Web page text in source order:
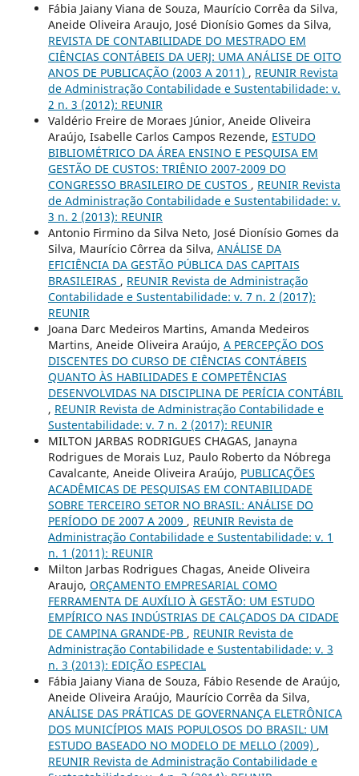
Fábia Jaiany Viana de Souza, Maurício Corrêa da Silva,
Aneide Oliveira Araujo, José Dionísio Gomes da Silva,
REVISTA DE CONTABILIDADE DO MESTRADO EM
CIÊNCIAS CONTÁBEIS DA UERJ: UMA ANÁLISE DE OITO
ANOS DE PUBLICAÇÃO (2003 A 2011) , REUNIR Revista
de Administração Contabilidade e Sustentabilidade: v.
2 n. 3 (2012): REUNIR
Valdério Freire de Moraes Júnior, Aneide Oliveira
Araújo, Isabelle Carlos Campos Rezende, ESTUDO
BIBLIOMÉTRICO DA ÁREA ENSINO E PESQUISA EM
GESTÃO DE CUSTOS: TRIÊNIO 2007-2009 DO
CONGRESSO BRASILEIRO DE CUSTOS , REUNIR Revista
de Administração Contabilidade e Sustentabilidade: v.
3 n. 2 (2013): REUNIR
Antonio Firmino da Silva Neto, José Dionísio Gomes da
Silva, Maurício Côrrea da Silva, ANÁLISE DA
EFICIÊNCIA DA GESTÃO PÚBLICA DAS CAPITAIS
BRASILEIRAS , REUNIR Revista de Administração
Contabilidade e Sustentabilidade: v. 7 n. 2 (2017):
REUNIR
Joana Darc Medeiros Martins, Amanda Medeiros
Martins, Aneide Oliveira Araújo, A PERCEPÇÃO DOS
DISCENTES DO CURSO DE CIÊNCIAS CONTÁBEIS
QUANTO ÀS HABILIDADES E COMPETÊNCIAS
DESENVOLVIDAS NA DISCIPLINA DE PERÍCIA CONTÁBIL
, REUNIR Revista de Administração Contabilidade e
Sustentabilidade: v. 7 n. 2 (2017): REUNIR
MILTON JARBAS RODRIGUES CHAGAS, Janayna
Rodrigues de Morais Luz, Paulo Roberto da Nóbrega
Cavalcante, Aneide Oliveira Araújo, PUBLICAÇÕES
ACADÊMICAS DE PESQUISAS EM CONTABILIDADE
SOBRE TERCEIRO SETOR NO BRASIL: ANÁLISE DO
PERÍODO DE 2007 A 2009 , REUNIR Revista de
Administração Contabilidade e Sustentabilidade: v. 1
n. 1 (2011): REUNIR
Milton Jarbas Rodrigues Chagas, Aneide Oliveira
Araujo, ORÇAMENTO EMPRESARIAL COMO
FERRAMENTA DE AUXÍLIO À GESTÃO: UM ESTUDO
EMPÍRICO NAS INDÚSTRIAS DE CALÇADOS DA CIDADE
DE CAMPINA GRANDE-PB , REUNIR Revista de
Administração Contabilidade e Sustentabilidade: v. 3
n. 3 (2013): EDIÇÃO ESPECIAL
Fábia Jaiany Viana de Souza, Fábio Resende de Araújo,
Aneide Oliveira Araújo, Maurício Corrêa da Silva,
ANÁLISE DAS PRÁTICAS DE GOVERNANÇA ELETRÔNICA
DOS MUNICÍPIOS MAIS POPULOSOS DO BRASIL: UM
ESTUDO BASEADO NO MODELO DE MELLO (2009) ,
REUNIR Revista de Administração Contabilidade e